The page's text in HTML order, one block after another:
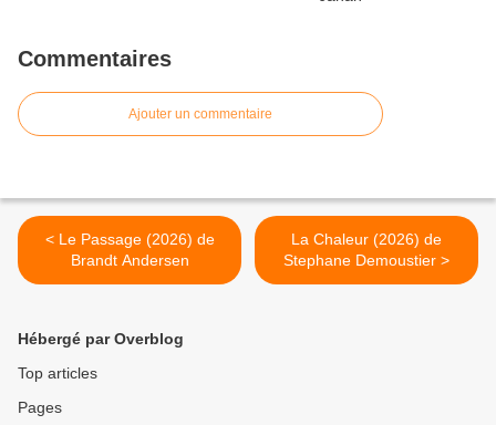
Commentaires
Ajouter un commentaire
< Le Passage (2026) de
Brandt Andersen
La Chaleur (2026) de
Stephane Demoustier >
Hébergé par Overblog
Top articles
Pages